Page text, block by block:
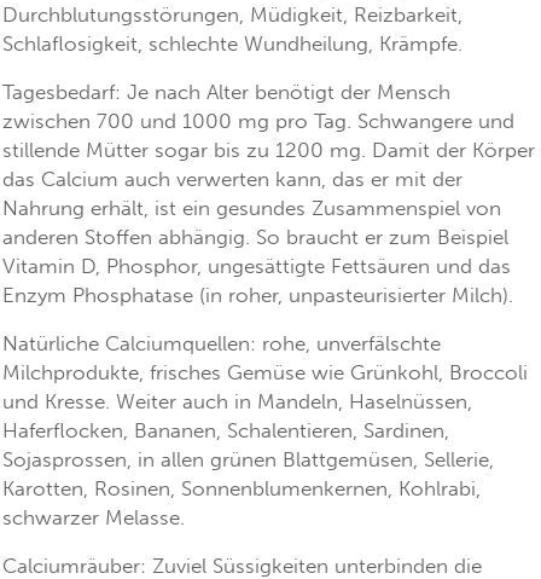
Durchblutungsstörungen, Müdigkeit, Reizbarkeit,
Schlaflosigkeit, schlechte Wundheilung, Krämpfe.
Tagesbedarf: Je nach Alter benötigt der Mensch
zwischen 700 und 1000 mg pro Tag. Schwangere und
stillende Mütter sogar bis zu 1200 mg. Damit der Körper
das Calcium auch verwerten kann, das er mit der
Nahrung erhält, ist ein gesundes Zusammenspiel von
anderen Stoffen abhängig. So braucht er zum Beispiel
Vitamin D, Phosphor, ungesättigte Fettsäuren und das
Enzym Phosphatase (in roher, unpasteurisierter Milch).
Natürliche Calciumquellen: rohe, unverfälschte
Milchprodukte, frisches Gemüse wie Grünkohl, Broccoli
und Kresse. Weiter auch in Mandeln, Haselnüssen,
Haferflocken, Bananen, Schalentieren, Sardinen,
Sojasprossen, in allen grünen Blattgemüsen, Sellerie,
Karotten, Rosinen, Sonnenblumenkernen, Kohlrabi,
schwarzer Melasse.
Calciumräuber: Zuviel Süssigkeiten unterbinden die